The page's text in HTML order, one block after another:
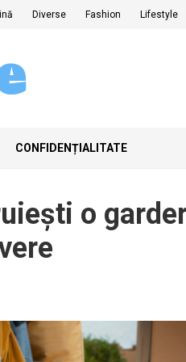
Diverse Fashion Lifestyle
CONFIDENȚIALITATE
o